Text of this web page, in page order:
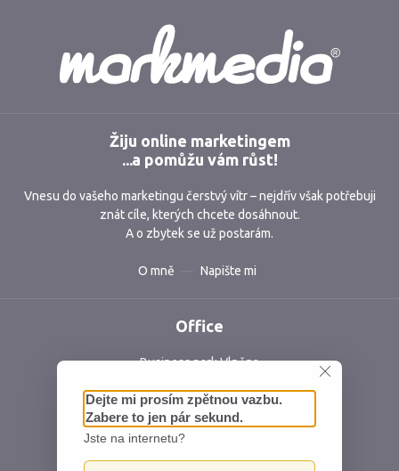
Žiju online marketingem
...a pomůžu vám růst!
Vnesu do vašeho marketingu čerstvý vítr – nejdřív však potřebuji
znát cíle, kterých chcete dosáhnout.
A o zbytek se už postarám.
O mně Napište mi
Office
Business park Vlněna
Česká republika
IČ: 06762409 DIČ: CZ06762409